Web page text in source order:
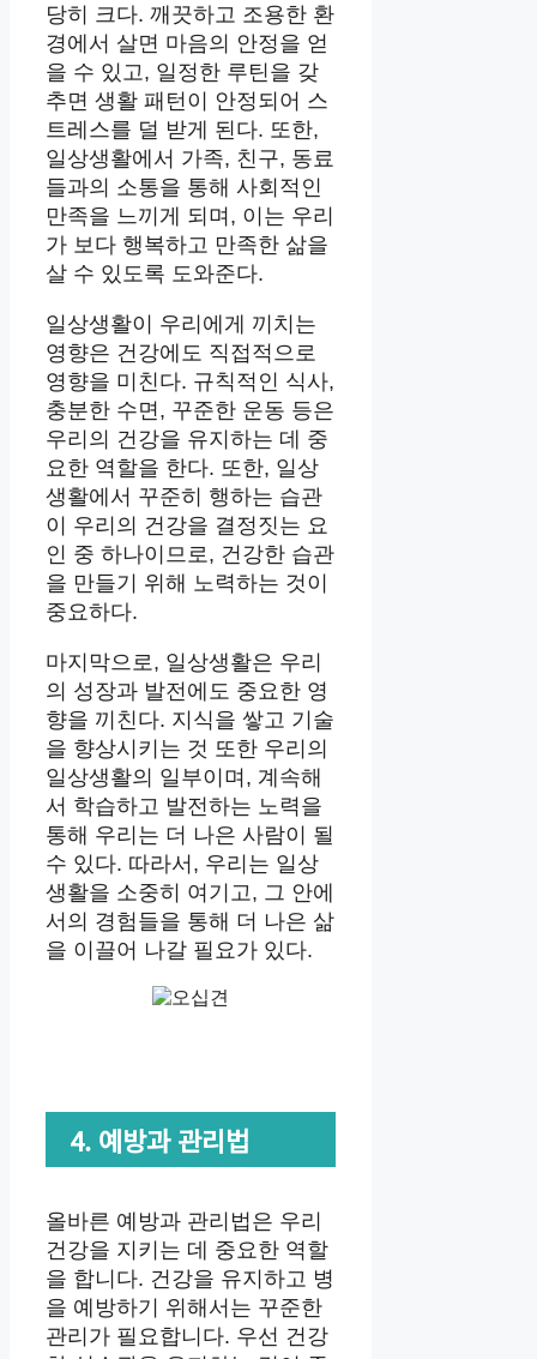
당히 크다. 깨끗하고 조용한 환
경에서 살면 마음의 안정을 얻
을 수 있고, 일정한 루틴을 갖
추면 생활 패턴이 안정되어 스
트레스를 덜 받게 된다. 또한,
일상생활에서 가족, 친구, 동료
들과의 소통을 통해 사회적인
만족을 느끼게 되며, 이는 우리
가 보다 행복하고 만족한 삶을
살 수 있도록 도와준다.
일상생활이 우리에게 끼치는
영향은 건강에도 직접적으로
영향을 미친다. 규칙적인 식사,
충분한 수면, 꾸준한 운동 등은
우리의 건강을 유지하는 데 중
요한 역할을 한다. 또한, 일상
생활에서 꾸준히 행하는 습관
이 우리의 건강을 결정짓는 요
인 중 하나이므로, 건강한 습관
을 만들기 위해 노력하는 것이
중요하다.
마지막으로, 일상생활은 우리
의 성장과 발전에도 중요한 영
향을 끼친다. 지식을 쌓고 기술
을 향상시키는 것 또한 우리의
일상생활의 일부이며, 계속해
서 학습하고 발전하는 노력을
통해 우리는 더 나은 사람이 될
수 있다. 따라서, 우리는 일상
생활을 소중히 여기고, 그 안에
서의 경험들을 통해 더 나은 삶
을 이끌어 나갈 필요가 있다.
4. 예방과 관리법
올바른 예방과 관리법은 우리
건강을 지키는 데 중요한 역할
을 합니다. 건강을 유지하고 병
을 예방하기 위해서는 꾸준한
관리가 필요합니다. 우선 건강